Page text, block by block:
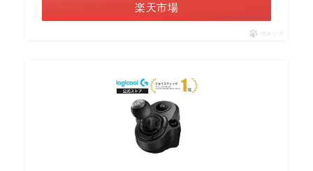
楽天市場
ポチップ